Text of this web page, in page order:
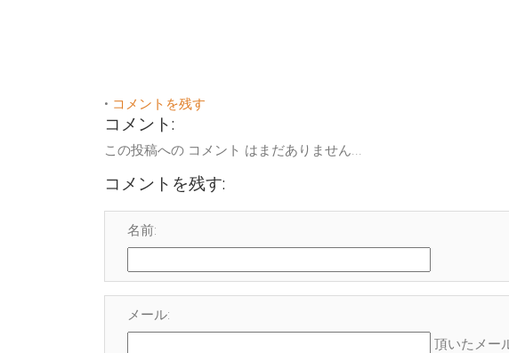
• コメントを残す
コメント:
この投稿への コメント はまだありません...
コメントを残す:
名前:
メール:
頂いたメー